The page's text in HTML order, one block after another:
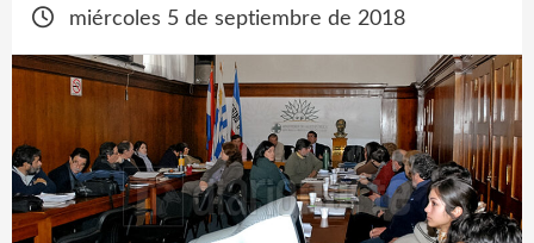
miércoles 5 de septiembre de 2018